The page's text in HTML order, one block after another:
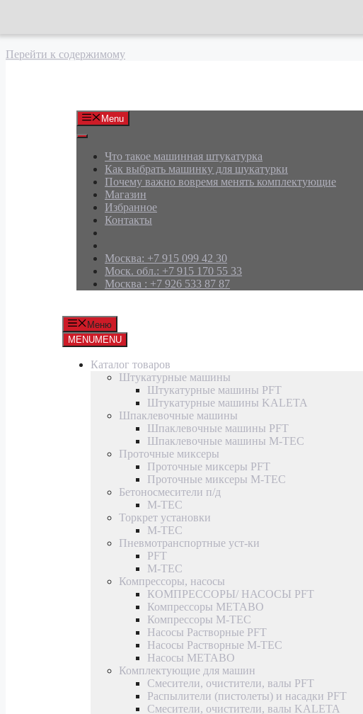
Перейти к содержимому
Menu
Что такое машинная штукатурка
Как выбрать машинку для шукатурки
Почему важно вовремя менять комплектующие
Магазин
Избранное
Контакты
Москва: +7 915 099 42 30
Моск. обл.: +7 915 170 55 33
Москва : +7 926 533 87 87
Меню
MENUMENU
Каталог товаров
Штукатурные машины
Штукатурные машины PFT
Штукатурные машины KALETA
Шпаклевочные машины
Шпаклевочные машины PFT
Шпаклевочные машины M-TEC
Проточные миксеры
Проточные миксеры PFT
Проточные миксеры M-TEC
Бетоносмесители п/д
M-TEC
Торкрет установки
M-TEC
Пневмотранспортные уст-ки
PFT
M-TEC
Компрессоры, насосы
КОМПРЕССОРЫ/ НАСОСЫ PFT
Компрессоры METABO
Компрессоры M-TEC
Насосы Растворные PFT
Насосы Растворные M-TEC
Насосы METABO
Комплектующие для машин
Смесители, очистители, валы PFT
Распылители (пистолеты) и насадки PFT
Смесители, очистители, валы KALETA